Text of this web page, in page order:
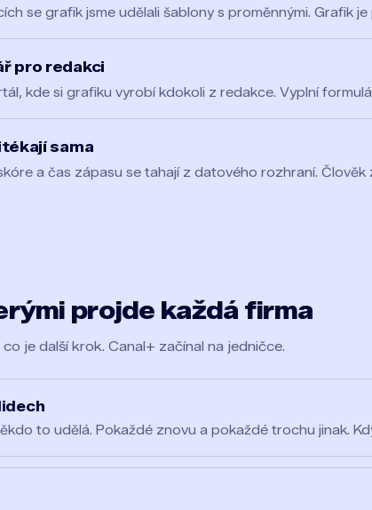
se grafik jsme udělali šablony s proměnnými. Grafik
pro redakci
kde si grafiku vyrobí kdokoli z redakce. Vyplní
sama
a čas zápasu se tahají z datového rozhraní.
projde každá firma
je další krok. Canal+ začínal na jedničce.
to udělá. Pokaždé znovu a pokaždé trochu jinak.